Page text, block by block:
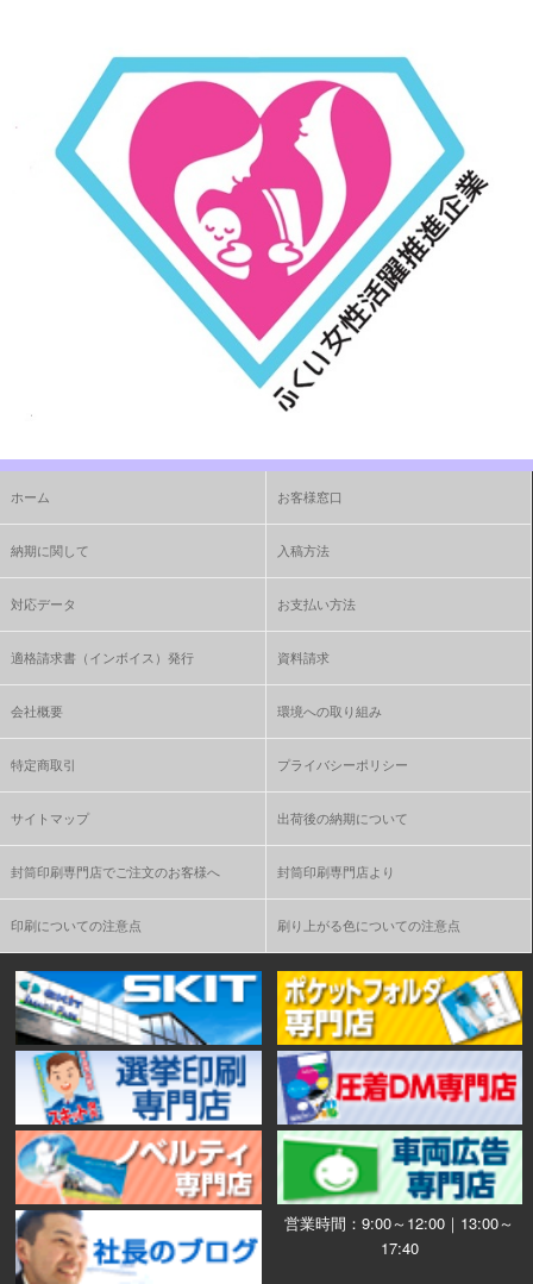
ホーム お客様窓口
納期に関して 入稿方法
対応データ お支払い方法
適格請求書（インボイス）発行 資料請求
会社概要 環境への取り組み
特定商取引 プライバシーポリシー
サイトマップ 出荷後の納期について
封筒印刷専門店でご注文のお客様へ 封筒印刷専門店より
印刷についての注意点 刷り上がる色についての注意点
営業時間：9:00～12:00｜13:00～
17:40